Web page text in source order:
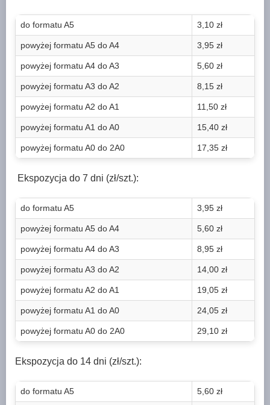
do formatu A5 3,10 zł
powyżej formatu A5 do A4 3,95 zł
powyżej formatu A4 do A3 5,60 zł
powyżej formatu A3 do A2 8,15 zł
powyżej formatu A2 do A1 11,50 zł
powyżej formatu A1 do A0 15,40 zł
powyżej formatu A0 do 2A0 17,35 zł
Ekspozycja do 7 dni (zł/szt.):
do formatu A5 3,95 zł
powyżej formatu A5 do A4 5,60 zł
powyżej formatu A4 do A3 8,95 zł
powyżej formatu A3 do A2 14,00 zł
powyżej formatu A2 do A1 19,05 zł
powyżej formatu A1 do A0 24,05 zł
powyżej formatu A0 do 2A0 29,10 zł
Ekspozycja do 14 dni (zł/szt.):
do formatu A5 5,60 zł